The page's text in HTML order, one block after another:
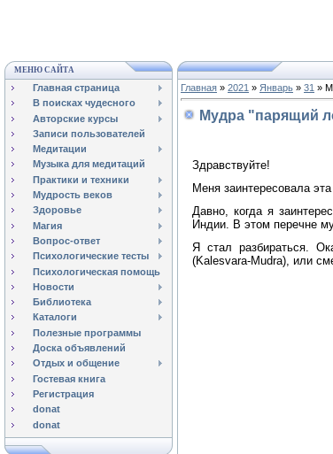
МЕНЮ САЙТА
Главная страница
В поисках чудесного
Авторские курсы
Записи пользователей
Медитации
Музыка для медитаций
Практики и техники
Мудрость веков
Здоровье
Магия
Вопрос-ответ
Психологические тесты
Психологическая помощь
Новости
Библиотека
Каталоги
Полезные программы
Доска объявлений
Отдых и общение
Гостевая книга
Регистрация
donat
donat
Главная » 2021 » Январь » 31 »
Мудра "парящий
Здравствуйте!
Меня заинтересовала
Давно, когда я
Индии. В этом перечне
Я стал разбираться.
(Kalesvara-Mudra), или